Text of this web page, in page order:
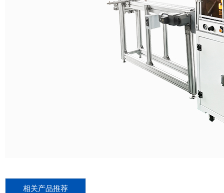
相关产品推荐